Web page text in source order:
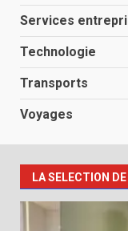
Services
Technologie
Transports
Voyages
LA SELECTION